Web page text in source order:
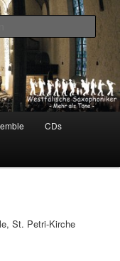
CDs
St. Petri-Kirche